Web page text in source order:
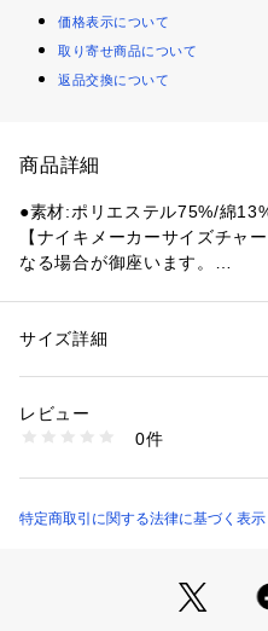
価格表示について
取り寄せ商品について
返品交換について
商品詳細
●素材:ポリエステル75%/綿
【ナイキメーカーサイズチャ
なる場合が御座います。
L(XL)サイズ】ウエスト80.5～
25.5cm 【股下】72.5cm 【す
●Mサイズ詳細:【ウエスト】
26.5cm 【股下】73.5cm 【す
性別：レディース
商品番号：
10898782401 （ショップ）
サイズ詳細
レビュー
0件
特定商取引に関する法律に基づく表